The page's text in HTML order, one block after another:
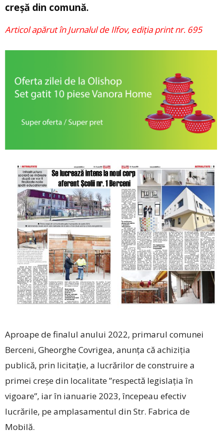
creșă din comună.
Articol apărut în Jurnalul de Ilfov, ediția print nr. 695
Aproape de finalul anului 2022, primarul comunei
Berceni, Gheor­ghe Covrigea, anunța că achiziția
publică, prin licitație, a lucrărilor de construire a
primei creșe din localitate ”respectă legislația în
vigoare”, iar în ianuarie 2023, începeau efectiv
lucrările, pe amplasamentul din Str. Fabrica de
Mobilă.